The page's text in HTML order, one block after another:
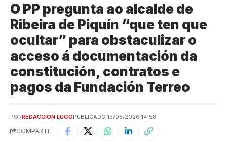
O PP pregunta ao alcalde de
Ribeira de Piquín “que ten que
ocultar” para obstaculizar o
acceso á documentación da
constitución, contratos e
pagos da Fundación Terreo
PORREDACCIÓN LUGOPUBLICADO 13/05/2026 14:58
COMPARTE